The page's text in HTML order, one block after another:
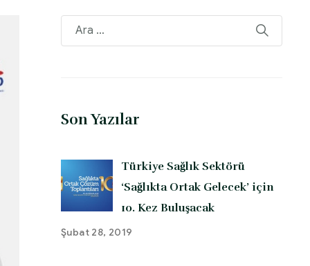
Son Yazılar
Türkiye Sağlık Sektörü
‘Sağlıkta Ortak Gelecek’ için
10. Kez Buluşacak
Şubat 28, 2019